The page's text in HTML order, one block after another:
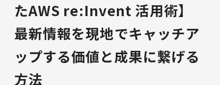
たAWS re:Invent 活用術】
最新情報を現地でキャッチア
ップする価値と成果に繋げる
方法